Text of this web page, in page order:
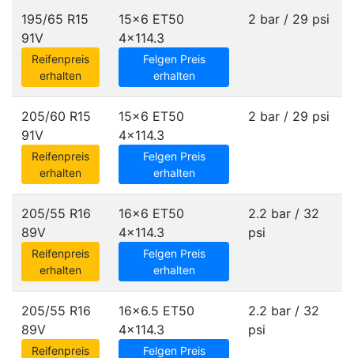
195/65 R15
91V
Reifenpreis
erhalten
15x6 ET50
4x114.3
Felgen Preis
erhalten
2 bar / 29 psi
205/60 R15
91V
Reifenpreis
erhalten
15x6 ET50
4x114.3
Felgen Preis
erhalten
2 bar / 29 psi
205/55 R16
89V
Reifenpreis
erhalten
16x6 ET50
4x114.3
Felgen Preis
erhalten
2.2 bar / 32
psi
205/55 R16
89V
Reifenpreis
16x6.5 ET50
4x114.3
Felgen Preis
2.2 bar / 32
psi